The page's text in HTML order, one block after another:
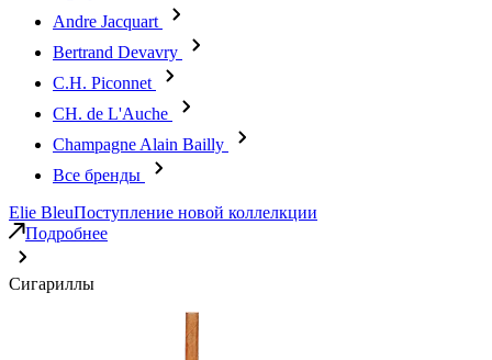
Andre Jacquart
Bertrand Devavry
C.H. Piconnet
CH. de L'Auche
Champagne Alain Bailly
Все бренды
Elie BleuПоступление новой коллелкции
Подробнее
Сигариллы